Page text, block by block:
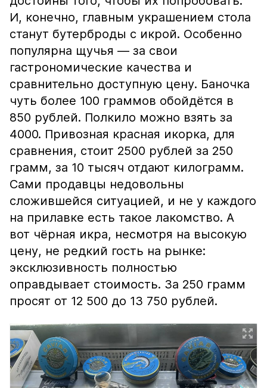
И, конечно, главным украшением стола
станут бутерброды с икрой. Особенно
популярна щучья — за свои
гастрономические качества и
сравнительно доступную цену. Баночка
чуть более 100 граммов обойдётся в
850 рублей. Полкило можно взять за
4000. Привозная красная икорка, для
сравнения, стоит 2500 рублей за 250
грамм, за 10 тысяч отдают килограмм.
Сами продавцы недовольны
сложившейся ситуацией, и не у каждого
на прилавке есть такое лакомство. А
вот чёрная икра, несмотря на высокую
цену, не редкий гость на рынке:
эксклюзивность полностью
оправдывает стоимость. За 250 грамм
просят от 12 500 до 13 750 рублей.